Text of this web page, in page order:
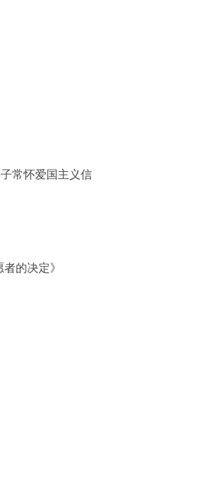
常怀爱国主义信
的决定》